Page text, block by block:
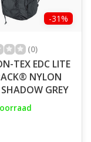
-31%
(0)
TEX EDC LITE
NYLON
GREY